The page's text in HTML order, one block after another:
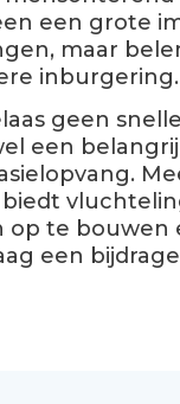
een grote
maar
inburgering.
geen
een
op te bouwen
een